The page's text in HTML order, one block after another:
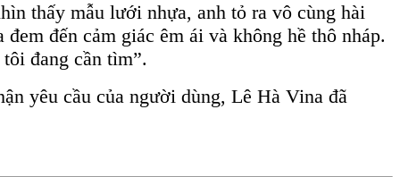
thấy mẫu lưới nhựa, anh tỏ ra vô cùng hài
đến cảm giác êm ái và không hề thô nháp.
đang cần tìm”.
yêu cầu của người dùng, Lê Hà Vina đã